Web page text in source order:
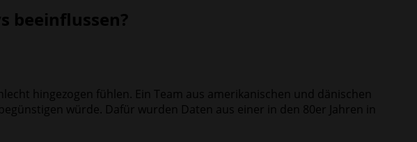
beeinflussen?
hingezogen fühlen. Ein Team aus amerikanischen und dänischen
würde. Dafür wurden Daten aus einer in den 80er Jahren in